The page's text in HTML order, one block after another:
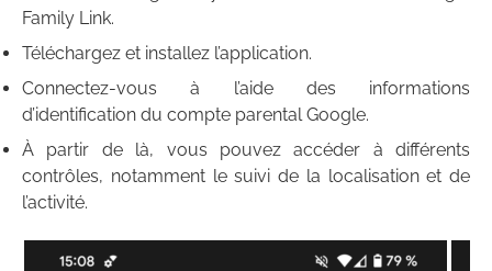
Family Link.
Téléchargez et installez l’application.
Connectez-vous à l’aide des informations
d’identification du compte parental Google.
À partir de là, vous pouvez accéder à différents
contrôles, notamment le suivi de la localisation et de
l’activité.